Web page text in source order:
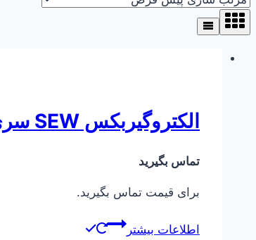
الکتروگیربکس SEW سری K87 ( کرانویل پینیون )
تماس بگیرید
برای قیمت تماس بگیرید.
اطلاعات بیشتر